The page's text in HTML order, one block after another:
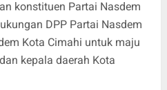
konstituen Partai Nasdem
DPP Partai Nasdem
Kota Cimahi untuk maju
kepala daerah Kota